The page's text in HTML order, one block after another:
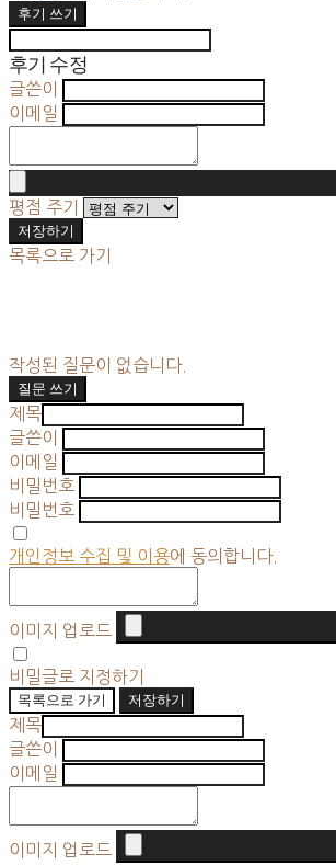
후기 쓰기
후기 수정
글쓴이
이메일
평점 주기
저장하기
목록으로 가기
작성된 질문이 없습니다.
질문 쓰기
제목
글쓴이
이메일
비밀번호
비밀번호
개인정보 수집 및 이용에 동의합니다.
이미지 업로드
비밀글로 지정하기
목록으로 가기
저장하기
제목
글쓴이
이메일
이미지 업로드